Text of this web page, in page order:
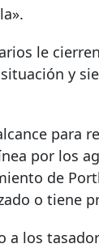
le
y
para
por los
de
o tiene
los